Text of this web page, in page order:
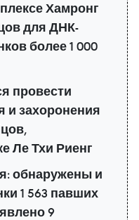
Хамронг
для ДНК-
более 1 000
провести
захоронения
Ле Тхи Риенг
обнаружены и
1 563 павших
9